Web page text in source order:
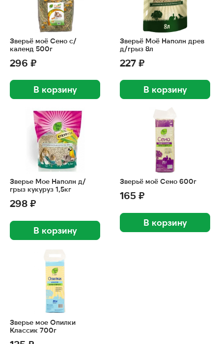
Зверьё моё Сено с/
календ 500г
296 ₽
В корзину
Зверьё Моё Наполн древ
д/грыз 8л
227 ₽
В корзину
Зверье Мое Наполн д/
грыз кукуруз 1,5кг
298 ₽
В корзину
Зверьё моё Сено 600г
165 ₽
В корзину
Зверье мое Опилки
Классик 700г